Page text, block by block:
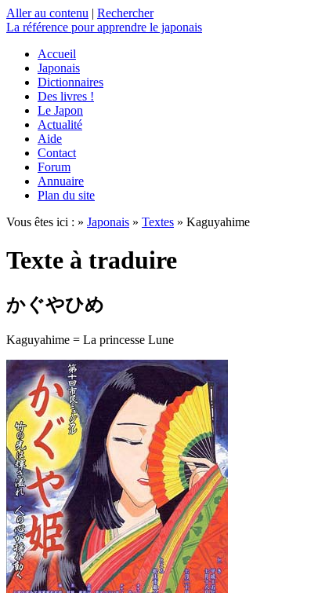
Aller au contenu | Rechercher
La référence pour apprendre le japonais
Accueil
Japonais
Dictionnaires
Des livres !
Le Japon
Actualité
Aide
Contact
Forum
Annuaire
Plan du site
Vous êtes ici : » Japonais » Textes » Kaguyahime
Texte à traduire
かぐやひめ
Kaguyahime = La princesse Lune